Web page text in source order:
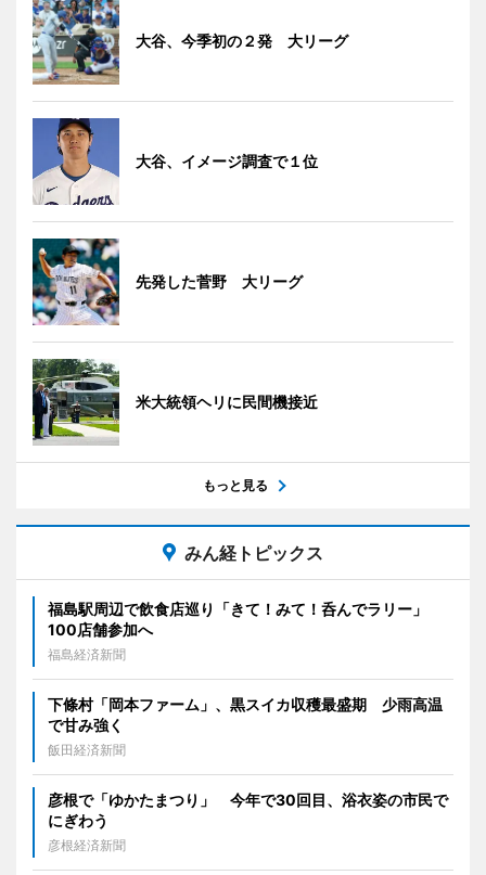
大谷、今季初の２発 大リーグ
大谷、イメージ調査で１位
先発した菅野 大リーグ
米大統領ヘリに民間機接近
もっと見る
みん経トピックス
福島駅周辺で飲食店巡り「きて！みて！呑んでラリー」
100店舗参加へ
福島経済新聞
下條村「岡本ファーム」、黒スイカ収穫最盛期 少雨高温
で甘み強く
飯田経済新聞
彦根で「ゆかたまつり」 今年で30回目、浴衣姿の市民で
にぎわう
彦根経済新聞